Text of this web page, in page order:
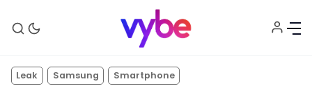
Leak Samsung Smartphone